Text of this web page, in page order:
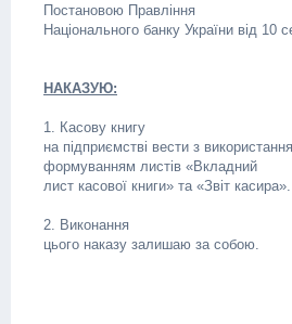
Постановою Правління
Національного банку України від
НАКАЗУЮ:
1. Касову книгу
на підприємстві вести з
формуванням листів «Вкладний
лист касової книги» та «Звіт касира».
2. Виконання
цього наказу залишаю за собою.